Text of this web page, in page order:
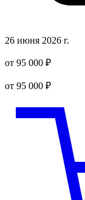
26 июня 2026 г.
от 95 000 ₽
от 95 000 ₽